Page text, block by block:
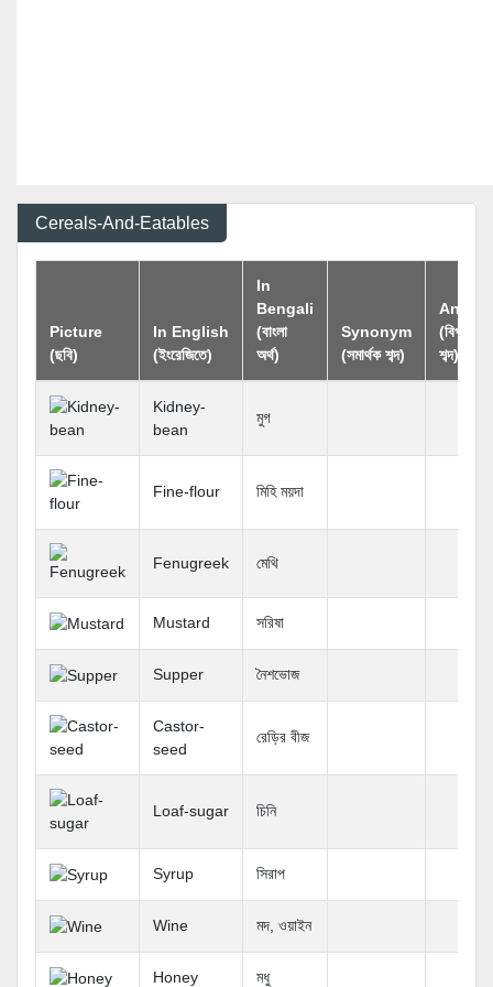
Cereals-And-Eatables
Picture
(ছবি)
In English
(ইংরেজিতে)
In
Bengali
(বাংলা
অর্থ)
Synonym
(সমার্থক শব্দ)
শব্দ)
Kidney-
bean
মুগ
Fine-flour মিহি ময়দা
Fenugreek মেথি
Mustard সরিষা
Supper নৈশভোজ
Castor-
seed
রেড়ির বীজ
Loaf-sugar চিনি
Syrup সিরাপ
Wine মদ, ওয়াইন
Honey মধু